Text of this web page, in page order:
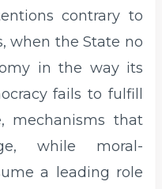
contrary to
when the State no
in the way its
fails to fulfill
mechanisms that
while moral-
a leading role